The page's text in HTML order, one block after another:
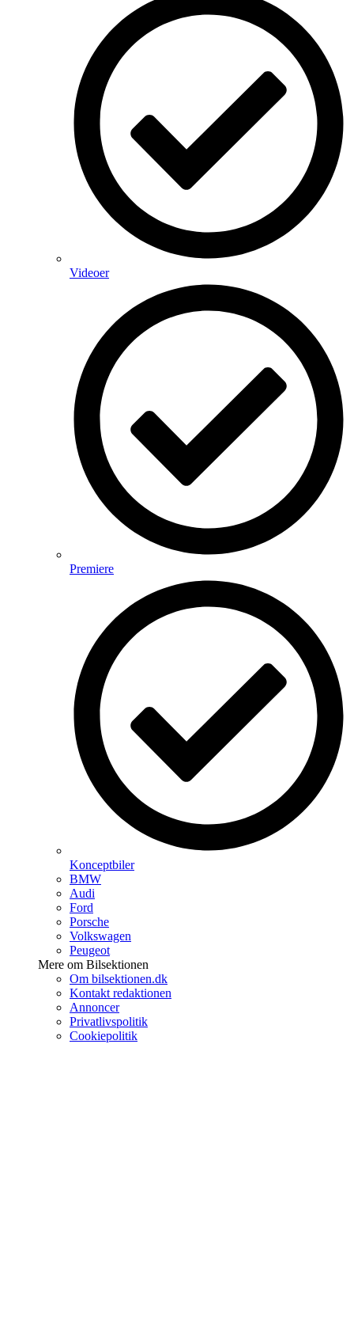
Videoer
Premiere
Konceptbiler
BMW
Audi
Ford
Porsche
Volkswagen
Peugeot
Mere om Bilsektionen
Om bilsektionen.dk
Kontakt redaktionen
Annoncer
Privatlivspolitik
Cookiepolitik